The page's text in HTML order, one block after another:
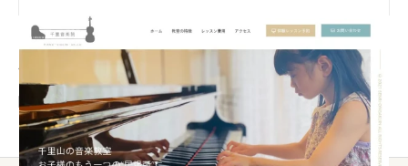
「千里音楽院」さまのホームページを制作しました。キレイで大
人向けのデザインをご希望されたため、全体的に上品な印象を受
けるようさせていただきました。また、レッスン費用等は今後も
随時変更があることを考慮し、お客様で編集できるようにカスタ
マイズしました。